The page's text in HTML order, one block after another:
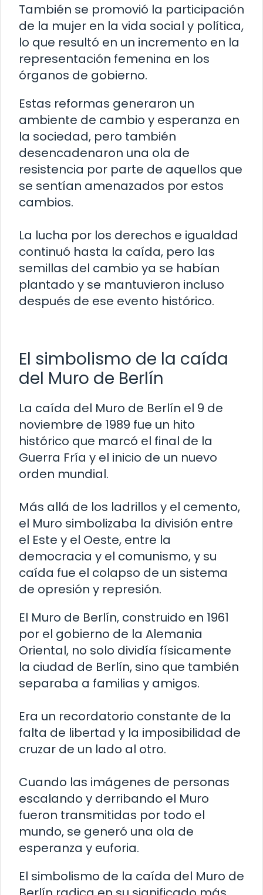
También se promovió la participación
de la mujer en la vida social y política,
lo que resultó en un incremento en la
representación femenina en los
órganos de gobierno.
Estas reformas generaron un
ambiente de cambio y esperanza en
la sociedad, pero también
desencadenaron una ola de
resistencia por parte de aquellos que
se sentían amenazados por estos
cambios.
La lucha por los derechos e igualdad
continuó hasta la caída, pero las
semillas del cambio ya se habían
plantado y se mantuvieron incluso
después de ese evento histórico.
El simbolismo de la caída
del Muro de Berlín
La caída del Muro de Berlín el 9 de
noviembre de 1989 fue un hito
histórico que marcó el final de la
Guerra Fría y el inicio de un nuevo
orden mundial.
Más allá de los ladrillos y el cemento,
el Muro simbolizaba la división entre
el Este y el Oeste, entre la
democracia y el comunismo, y su
caída fue el colapso de un sistema
de opresión y represión.
El Muro de Berlín, construido en 1961
por el gobierno de la Alemania
Oriental, no solo dividía físicamente
la ciudad de Berlín, sino que también
separaba a familias y amigos.
Era un recordatorio constante de la
falta de libertad y la imposibilidad de
cruzar de un lado al otro.
Cuando las imágenes de personas
escalando y derribando el Muro
fueron transmitidas por todo el
mundo, se generó una ola de
esperanza y euforia.
El simbolismo de la caída del Muro de